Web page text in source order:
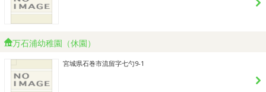
万石浦幼稚園（休園）
宮城県石巻市流留字七勺9-1